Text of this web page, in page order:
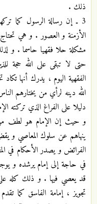
ذلك .
3 ـ إن رسالة الرسول كما
الأزمنة و العصور . و هي
مشكلة حلا فقهيا حاسما . و
حتى لا تبقى على الله حجة
الفقهية اليوم ، يدرك أنها
الله دينه لرأي من يختارهم
دليلا على الفراغ الذي تركته
و حيث إن الإمام هو لطف
ينهاهم عن سلوك المعاصي و
الفرائض و يصدر الأحكام في
في حاجة إلى إمام يرشده و
قد يعصي فيها . و ذلك كله
تجويز ، إمامة الفاسق كما